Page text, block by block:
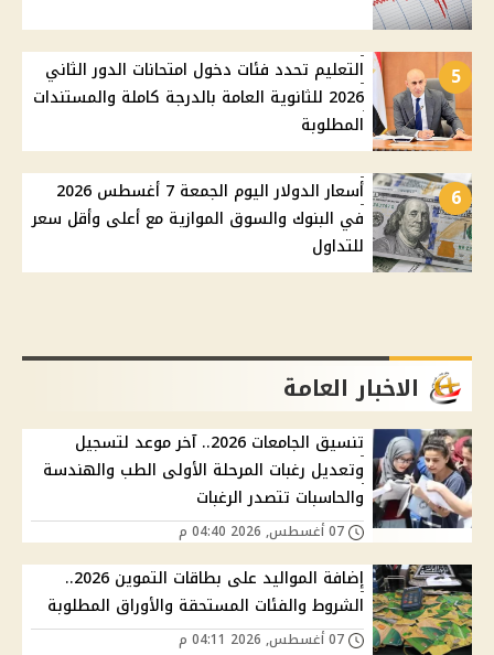
5
التعليم تحدد فئات دخول امتحانات الدور الثاني
2026 للثانوية العامة بالدرجة كاملة والمستندات
المطلوبة
6
أسعار الدولار اليوم الجمعة 7 أغسطس 2026
في البنوك والسوق الموازية مع أعلى وأقل سعر
للتداول
الاخبار العامة
تنسيق الجامعات 2026.. آخر موعد لتسجيل
وتعديل رغبات المرحلة الأولى الطب والهندسة
والحاسبات تتصدر الرغبات
إضافة المواليد على بطاقات التموين 2026..
الشروط والفئات المستحقة والأوراق المطلوبة